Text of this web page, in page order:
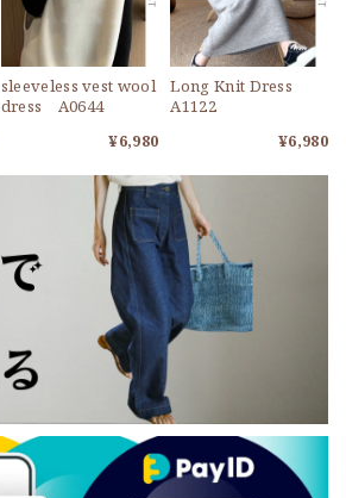
sleeveless vest wool
dress A0644
¥6,980
Long Knit Dress
A1122
¥6,980